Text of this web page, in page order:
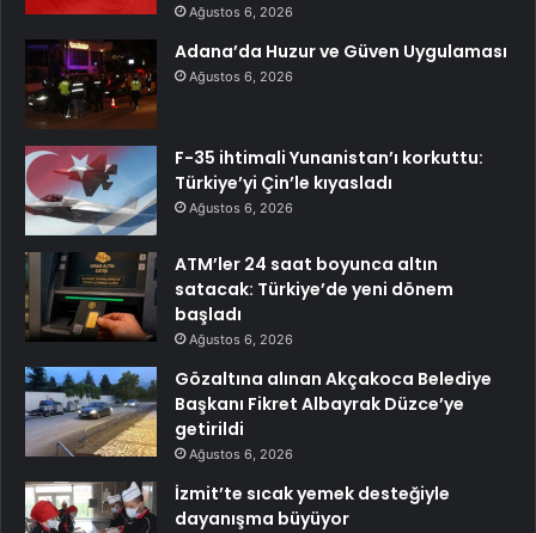
Ağustos 6, 2026
Adana’da Huzur ve Güven Uygulaması
Ağustos 6, 2026
F-35 ihtimali Yunanistan’ı korkuttu:
Türkiye’yi Çin’le kıyasladı
Ağustos 6, 2026
ATM’ler 24 saat boyunca altın
satacak: Türkiye’de yeni dönem
başladı
Ağustos 6, 2026
Gözaltına alınan Akçakoca Belediye
Başkanı Fikret Albayrak Düzce’ye
getirildi
Ağustos 6, 2026
İzmit’te sıcak yemek desteğiyle
dayanışma büyüyor